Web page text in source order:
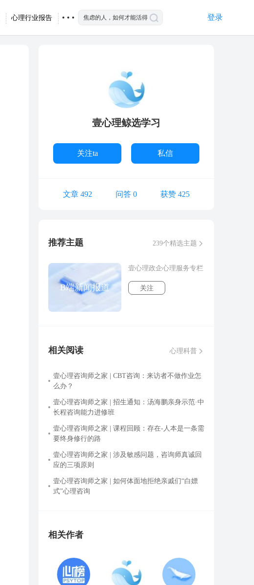
心理行业报告 登录
壹心理鲸选学习
关注ta 私信
文章 492 问答 0 获赞 425
推荐主题 239个精选主题
B端新闻报道
壹心理政企心理服务专栏
关注
相关阅读 心理科普
壹心理咨询师之家 | CBT咨询：来访者不做作业怎
么办？
壹心理咨询师之家 | 招生通知：汤海鹏亲身示范·中
长程咨询能力进修班
壹心理咨询师之家 | 课程回顾：存在-人本是一条需
要终身修行的路
壹心理咨询师之家 | 涉及敏感问题，咨询师真诚回
应的三项原则
壹心理咨询师之家 | 如何体面地拒绝亲戚们“白嫖
式”心理咨询
相关作者